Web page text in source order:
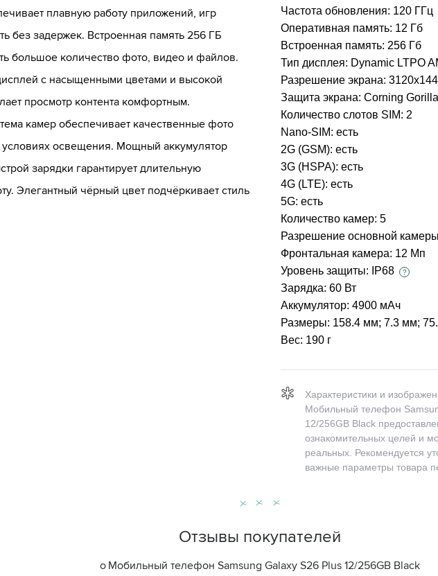
плавную работу приложений, игр
без задержек. Встроенная память 256 ГБ
большое количество фото, видео и файлов.
с насыщенными цветами и высокой
просмотр контента комфортным.
камер обеспечивает качественные фото
освещения. Мощный аккумулятор
зарядки гарантирует длительную
Элегантный чёрный цвет подчёркивает стиль
Частота обновления: 120 ГГц
Оперативная память: 12 Гб
Встроенная память: 256 Гб
Тип дисплея: Dynamic LTPO
Разрешение экрана:
Защита экрана: Corning
Количество слотов SIM: 2
Nano-SIM: есть
2G (GSM): есть
3G (HSPA): есть
4G (LTE): есть
5G: есть
Количество камер: 5
Разрешение основной
Фронтальная камера: 12 Мп
Уровень защиты:
IP68 ?
Зарядка: 60 Вт
Аккумулятор: 4900 мАч
Размеры: 158.4 мм; 7.3 мм;
Вес: 190 г
Характеристики и
Мобильный телефон
12/256GB Black
ознакомительных целей и
реальных. Рекомендуется
важные параметры товара
Отзывы покупателей
о Мобильный телефон Samsung Galaxy S26 Plus 12/256GB Black